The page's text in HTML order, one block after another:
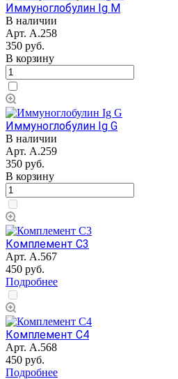
Иммуноглобулин Ig M
В наличии
Арт. А.258
350 руб.
В корзину
Иммуноглобулин Ig G
В наличии
Арт. А.259
350 руб.
В корзину
Комплемент С3
Арт. А.567
450 руб.
Подробнее
Комплемент С4
Арт. А.568
450 руб.
Подробнее